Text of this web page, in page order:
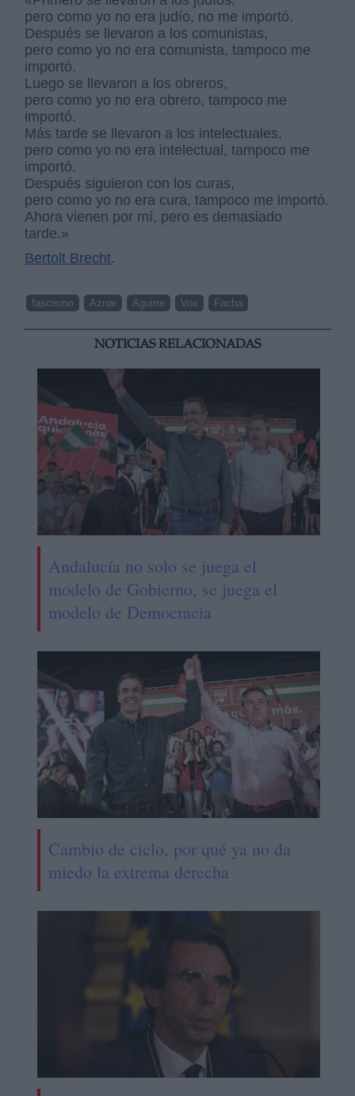
pero como yo no era judío, no me importó.
Después se llevaron a los comunistas,
pero como yo no era comunista, tampoco me
importó.
Luego se llevaron a los obreros,
pero como yo no era obrero, tampoco me
importó.
Más tarde se llevaron a los intelectuales,
pero como yo no era intelectual, tampoco me
importó.
Después siguieron con los curas,
pero como yo no era cura, tampoco me importó.
Ahora vienen por mí, pero es demasiado
tarde.»
Bertolt Brecht.
fascismo Aznar Aguirre Vox Facha
NOTICIAS RELACIONADAS
Andalucía no solo se juega el
modelo de Gobierno, se juega el
modelo de Democracia
Cambio de ciclo, por qué ya no da
miedo la extrema derecha